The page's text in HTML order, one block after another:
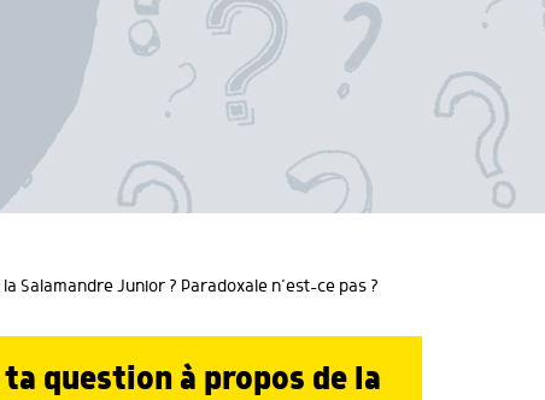
Salamandre Junior ? Paradoxale n’est-ce pas ?
ta question à propos de la